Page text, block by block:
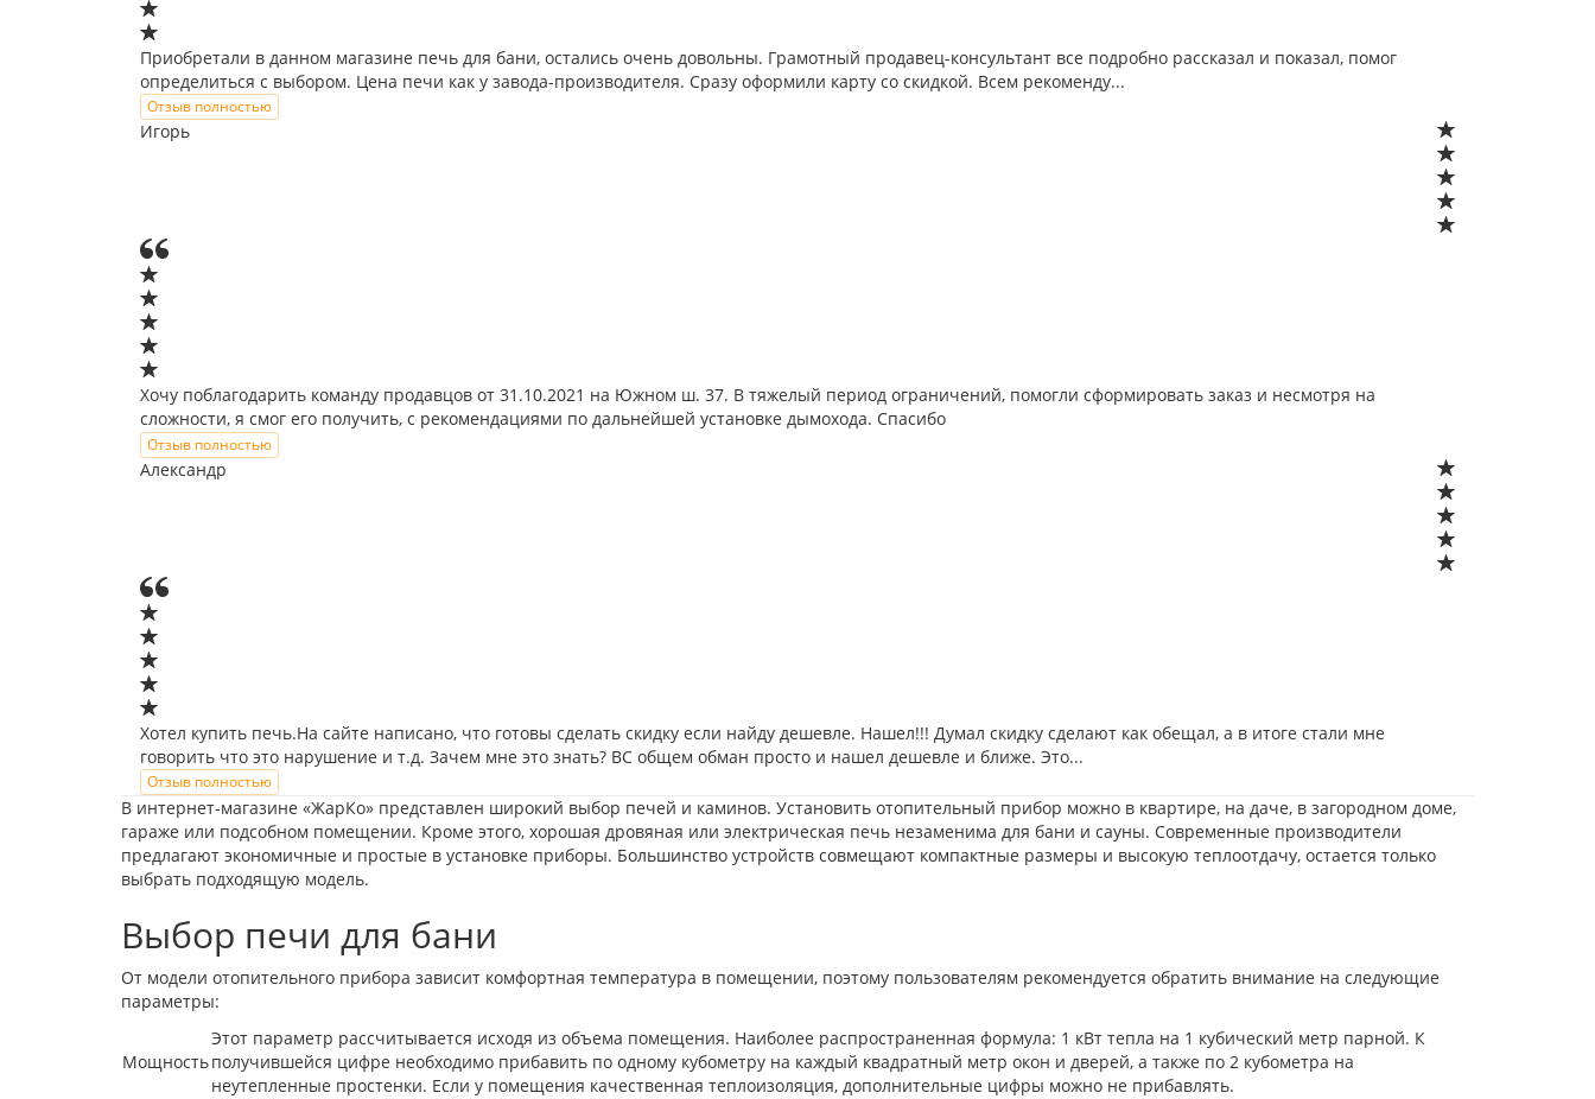
Приобретали в данном магазине печь для бани, остались очень довольны. Грамотный продавец-консультант все подробно рассказал и показал, помог
определиться с выбором. Цена печи как у завода-производителя. Сразу оформили карту со скидкой. Всем рекоменду...
Отзыв полностью
Игорь
Хочу поблагодарить команду продавцов от 31.10.2021 на Южном ш. 37. В тяжелый период ограничений, помогли сформировать заказ и несмотря на
сложности, я смог его получить, с рекомендациями по дальнейшей установке дымохода. Спасибо
Отзыв полностью
Александр
Хотел купить печь.На сайте написано, что готовы сделать скидку если найду дешевле. Нашел!!! Думал скидку сделают как обещал, а в итоге стали мне
говорить что это нарушение и т.д. Зачем мне это знать? ВС общем обман просто и нашел дешевле и ближе. Это...
Отзыв полностью
В интернет-магазине «ЖарКо» представлен широкий выбор печей и каминов. Установить отопительный прибор можно в квартире, на даче, в загородном доме,
гараже или подсобном помещении. Кроме этого, хорошая дровяная или электрическая печь незаменима для бани и сауны. Современные производители
предлагают экономичные и простые в установке приборы. Большинство устройств совмещают компактные размеры и высокую теплоотдачу, остается только
выбрать подходящую модель.
Выбор печи для бани
От модели отопительного прибора зависит комфортная температура в помещении, поэтому пользователям рекомендуется обратить внимание на следующие
параметры:
Мощность
Этот параметр рассчитывается исходя из объема помещения. Наиболее распространенная формула: 1 кВт тепла на 1 кубический метр парной. К
получившейся цифре необходимо прибавить по одному кубометру на каждый квадратный метр окон и дверей, а также по 2 кубометра на
неутепленные простенки. Если у помещения качественная теплоизоляция, дополнительные цифры можно не прибавлять.